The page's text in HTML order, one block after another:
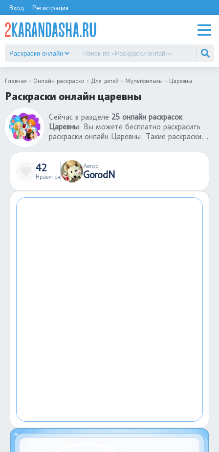
Вход Регистрация
Главная Онлайн раскраски Для детей Мультфильмы Царевны
Раскраски онлайн царевны
Сейчас в разделе 25 онлайн раскрасок
Царевны. Вы можете бесплатно раскрасить
раскраски онлайн Царевны. Такие раскраски
принтера и бумаги. Готовую раскрашенную
картинку можно сохранить себе, а если
результат не понравился, можно заново
42
Нравится
Автор
GorodN